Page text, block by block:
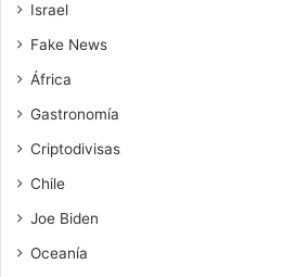
Israel
Fake News
África
Gastronomía
Criptodivisas
Chile
Joe Biden
Oceanía